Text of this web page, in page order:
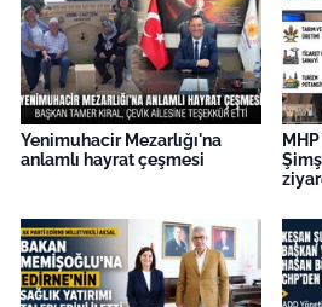
Yenimuhacir Mezarlığı'na
anlamlı hayrat çeşmesi